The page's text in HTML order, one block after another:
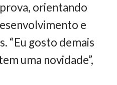
orientando
e
“Eu gosto demais
uma novidade”,